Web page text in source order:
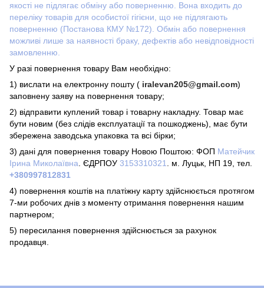
якості не підлягає обміну або поверненню. Вона входить до
переліку товарів для особистої гігієни, що не підлягають
поверненню (Постанова КМУ №172). Обмін або повернення
можливі лише за наявності браку, дефектів або невідповідності
замовленню.
У разі повернення товару Вам необхідно:
1) вислати на електронну пошту ( iralevan205@gmail.com)
заповнену заяву на повернення товару;
2) відправити куплений товар і товарну накладну. Товар має
бути новим (без слідів експлуатації та пошкоджень), має бути
збережена заводська упаковка та всі бірки;
3) дані для повернення товару Новою Поштою: ФОП Матейчик
Ірина Миколаївна . ЄДРПОУ 3153310321 . м. Луцьк , НП 19 , тел.
+380997812831
4) повернення коштів на платіжну карту здійснюється протягом
7-ми робочих днів з моменту отримання повернення нашим
партнером;
5) пересилання повернення здійснюється за рахунок
продавця.